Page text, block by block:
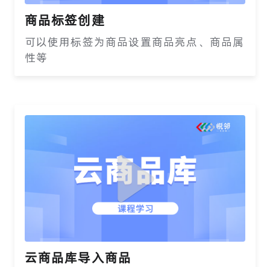
商品标签创建
可以使用标签为商品设置商品亮点、商品属
性等
云商品库导入商品